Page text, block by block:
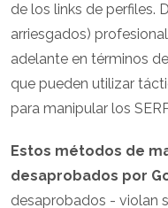
de los links de perfiles.
arriesgados)
adelante en términos
que pueden utilizar
para manipular los
Estos métodos de
desaprobados por
desaprobados - violan